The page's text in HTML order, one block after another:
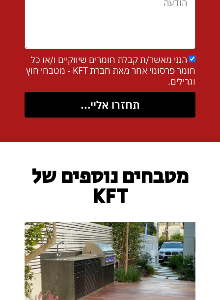
הנני מאשר/ת קבלת חומרים שיווקיים ו/או כל
חומר פרסומי אחר מאת חברת KFT - מטבחי חוץ
וגרילים.
תחזרו אליי...
מטבחים נוספים של
KFT